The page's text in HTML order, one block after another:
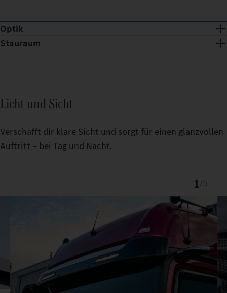
Optik
Chromspange und -dots verleihen der ProCabin Front eine
Stauraum
Der passgenaue TruckLocker schafft mehr Ordnung und
Licht und Sicht
Verschafft dir klare Sicht und sorgt für einen glanzvollen
Auftritt – bei Tag und Nacht.
1